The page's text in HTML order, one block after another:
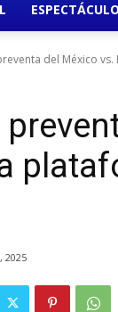
del México
2025